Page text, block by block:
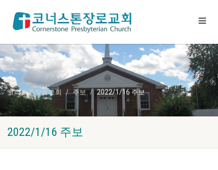
코너스톤장로교회 주보 2022/1/16 주보
2022/1/16 주보